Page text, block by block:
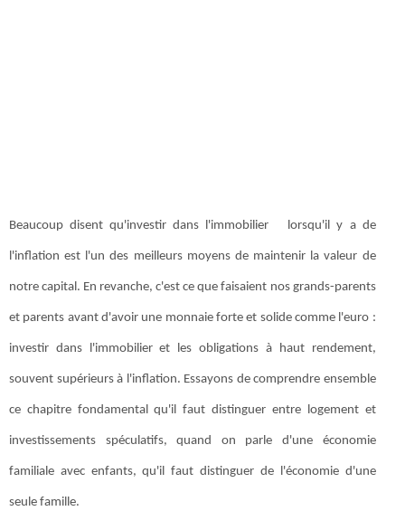
Beaucoup disent qu'investir dans l'immobilier lorsqu'il y a de
l'inflation est l'un des meilleurs moyens de maintenir la valeur de
notre capital. En revanche, c'est ce que faisaient nos grands-parents
et parents avant d'avoir une monnaie forte et solide comme l'euro :
investir dans l'immobilier et les obligations à haut rendement,
souvent supérieurs à l'inflation. Essayons de comprendre ensemble
ce chapitre fondamental qu'il faut distinguer entre logement et
investissements spéculatifs, quand on parle d'une économie
familiale avec enfants, qu'il faut distinguer de l'économie d'une
seule famille.